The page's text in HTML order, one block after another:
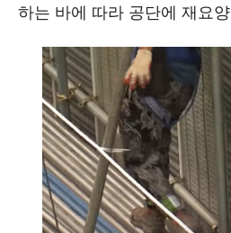
하는 바에 따라 공단에 재요